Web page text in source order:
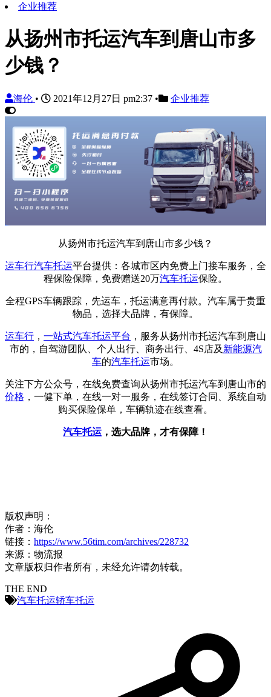
企业推荐
从扬州市托运汽车到唐山市多
少钱？
海伦 • 2021年12月27日 pm2:37 • 企业推荐
从扬州市托运汽车到唐山市多少钱？
运车行汽车托运平台提供：各城市区内免费上门接车服务，全
程保险保障，免费赠送20万汽车托运保险。
全程GPS车辆跟踪，先运车，托运满意再付款。汽车属于贵重
物品，选择大品牌，有保障。
运车行 ， 一站式汽车托运平台 ，服务从扬州市托运汽车到唐山
市的，自驾游团队、个人出行、商务出行、4S店及 新能源汽
车的汽车托运市场。
关注下方公众号，在线免费查询从扬州市托运汽车到唐山市的
价格 ，一健下单，在线一对一服务，在线签订合同、系统自动
购买保险保单，车辆轨迹在线查看。
汽车托运 ，选大品牌，才有保障！
版权声明：
作者：海伦
链接： https://www.56tim.com/archives/228732
来源：物流报
文章版权归作者所有，未经允许请勿转载。
THE END
汽车托运轿车托运